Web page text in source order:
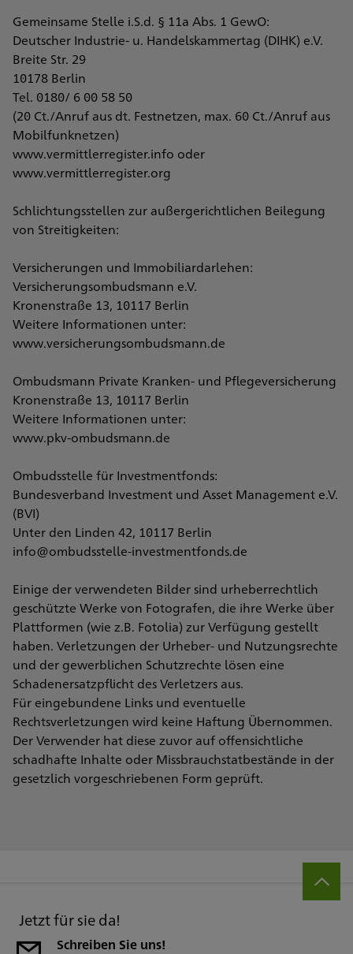
Gemeinsame Stelle i.S.d. § 11a Abs. 1 GewO:
Deutscher Industrie- u. Handelskammertag (DIHK) e.V.
Breite Str. 29
10178 Berlin
Tel. 0180/ 6 00 58 50
(20 Ct./Anruf aus dt. Festnetzen, max. 60 Ct./Anruf aus
Mobilfunknetzen)
www.vermittlerregister.info oder
www.vermittlerregister.org
Schlichtungsstellen zur außergerichtlichen Beilegung
von Streitigkeiten:
Versicherungen und Immobiliardarlehen:
Versicherungsombudsmann e.V.
Kronenstraße 13, 10117 Berlin
Weitere Informationen unter:
www.versicherungsombudsmann.de
Ombudsmann Private Kranken- und Pflegeversicherung
Kronenstraße 13, 10117 Berlin
Weitere Informationen unter:
www.pkv-ombudsmann.de
Ombudsstelle für Investmentfonds:
Bundesverband Investment und Asset Management e.V.
(BVI)
Unter den Linden 42, 10117 Berlin
info@ombudsstelle-investmentfonds.de
Einige der verwendeten Bilder sind urheberrechtlich
geschützte Werke von Fotografen, die ihre Werke über
Plattformen (wie z.B. Fotolia) zur Verfügung gestellt
haben. Verletzungen der Urheber- und Nutzungsrechte
und der gewerblichen Schutzrechte lösen eine
Schadenersatzpflicht des Verletzers aus.
Für eingebundene Links und eventuelle
Rechtsverletzungen wird keine Haftung Übernommen.
Der Verwender hat diese zuvor auf offensichtliche
schadhafte Inhalte oder Missbrauchstatbestände in der
gesetzlich vorgeschriebenen Form geprüft.
Jetzt für sie da!
Schreiben Sie uns!